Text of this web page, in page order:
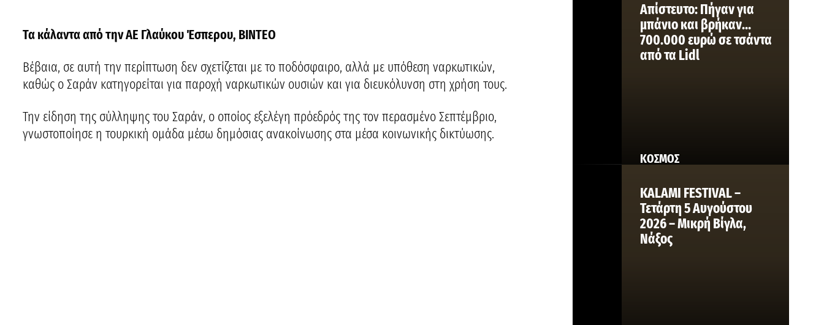
Τα κάλαντα από την ΑΕ Γλαύκου Έσπερου, ΒΙΝΤΕΟ
Βέβαια, σε αυτή την περίπτωση δεν σχετίζεται με το ποδόσφαιρο, αλλά με υπόθεση ναρκωτικών,
καθώς ο Σαράν κατηγορείται για παροχή ναρκωτικών ουσιών και για διευκόλυνση στη χρήση τους.
Την είδηση της σύλληψης του Σαράν, ο οποίος εξελέγη πρόεδρός της τον περασμένο Σεπτέμβριο,
γνωστοποίησε η τουρκική ομάδα μέσω δημόσιας ανακοίνωσης στα μέσα κοινωνικής δικτύωσης.
ΚΟΣΜΟΣ
Aπίστευτο: Πήγαν για
μπάνιο και βρήκαν…
700.000 ευρώ σε τσάντα
από τα Lidl
KALAMI FESTIVAL –
Τετάρτη 5 Αυγούστου
2026 – Μικρή Βίγλα,
Νάξος